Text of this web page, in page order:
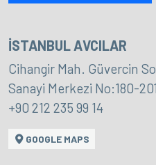
İSTANBUL AVCILAR
Cihangir Mah. Güvercin
Sanayi Merkezi No:180-
+90 212 235 99 14
GOOGLE MAPS